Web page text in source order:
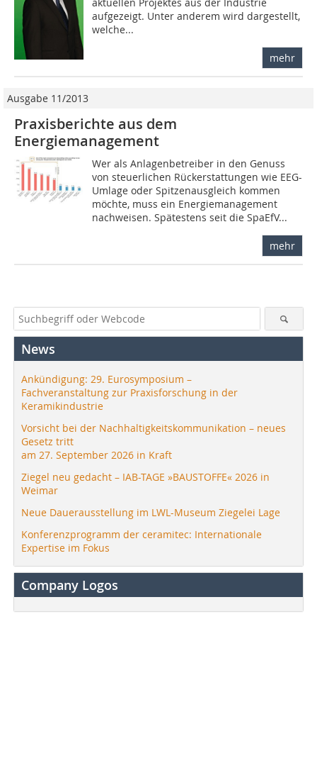
aufgezeigt. Unter anderem wird dargestellt,
welche...
mehr
Ausgabe 11/2013
Praxisberichte aus dem
Energiemanagement
Wer als Anlagenbetreiber in den Genuss
von steuerlichen Rückerstattungen wie EEG-
Umlage oder Spitzenausgleich kommen
möchte, muss ein Energiemanagement
nachweisen. Spätestens seit die SpaEfV...
mehr
News
Ankündigung: 29. Eurosymposium –
Fachveranstaltung zur Praxisforschung in der
Keramikindustrie
Vorsicht bei der Nachhaltigkeitskommunikation – neues
Gesetz tritt
am 27. September 2026 in Kraft
Ziegel neu gedacht – IAB-TAGE »BAUSTOFFE« 2026 in
Weimar
Neue Dauerausstellung im LWL-Museum Ziegelei Lage
Konferenzprogramm der ceramitec: Internationale
Expertise im Fokus
Company Logos